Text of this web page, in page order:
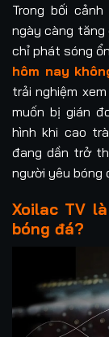
Trong bối
ngày càng tăng
chỉ phát sóng
hôm nay
trải nghiệm
muốn bị gián
hình khi cao
đang dần trở
người yêu bóng
Xoilac TV
bóng đá?